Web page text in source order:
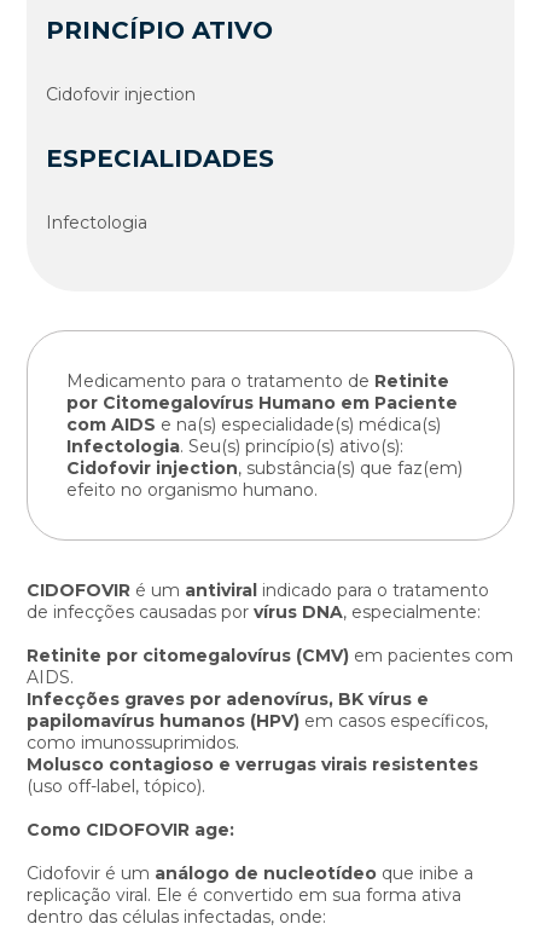
PRINCÍPIO ATIVO
Cidofovir injection
ESPECIALIDADES
Infectologia
Medicamento para o tratamento de Retinite
por Citomegalovírus Humano em Paciente
com AIDS e na(s) especialidade(s) médica(s)
Infectologia. Seu(s) princípio(s) ativo(s):
Cidofovir injection, substância(s) que faz(em)
efeito no organismo humano.
CIDOFOVIR é um antiviral indicado para o tratamento
de infecções causadas porvírus DNA, especialmente:
Retinite por citomegalovírus (CMV) em pacientes com
AIDS.
Infecções graves por adenovírus, BK vírus e
papilomavírus humanos (HPV) em casos específicos,
como imunossuprimidos.
Molusco contagioso e verrugas virais resistentes
(uso off-label, tópico).
Como CIDOFOVIR age:
Cidofovir é um análogo de nucleotídeo que inibe a
replicação viral. Ele é convertido em sua forma ativa
dentro das células infectadas, onde: